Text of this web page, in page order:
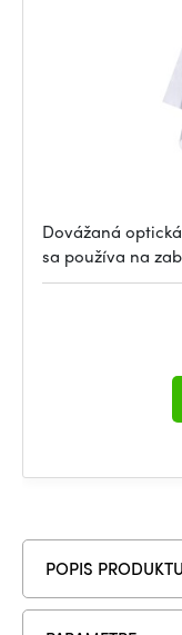
Dovážaná
sa používa na
POPIS PRODUKTU